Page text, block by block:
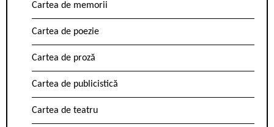
Cartea de memorii
Cartea de poezie
Cartea de proză
Cartea de publicistică
Cartea de teatru